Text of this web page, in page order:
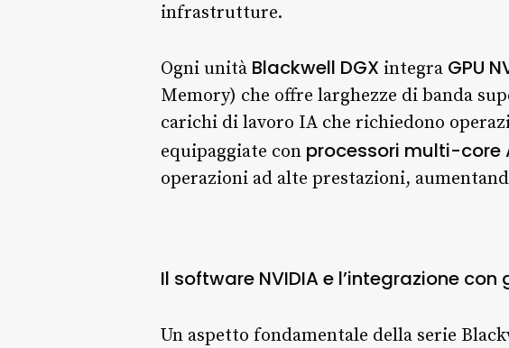
infrastrutture.
Ogni unità Blackwell DGX integra GPU
Memory) che offre larghezze di banda
carichi di lavoro IA che richiedono
equipaggiate con processori multi-core
operazioni ad alte prestazioni,
Il software NVIDIA e l’integrazione
Un aspetto fondamentale della serie